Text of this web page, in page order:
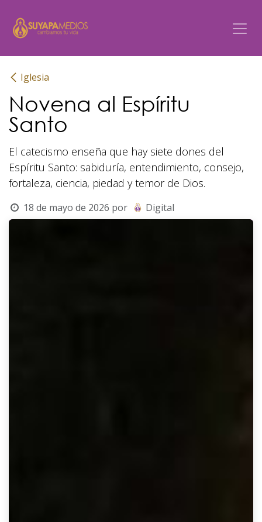
Iglesia
Novena al Espíritu
Santo
El catecismo enseña que hay siete dones del
Espíritu Santo: sabiduría, entendimiento, consejo,
fortaleza, ciencia, piedad y temor de Dios.
18 de mayo de 2026 por Digital